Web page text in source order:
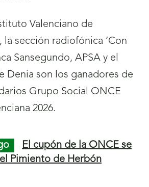
Valenciano de
la sección radiofónica ‘Con
Sansegundo, APSA y el
Denia son los ganadores de
Grupo Social ONCE
2026.
El cupón de la ONCE se
Pimiento de Herbón